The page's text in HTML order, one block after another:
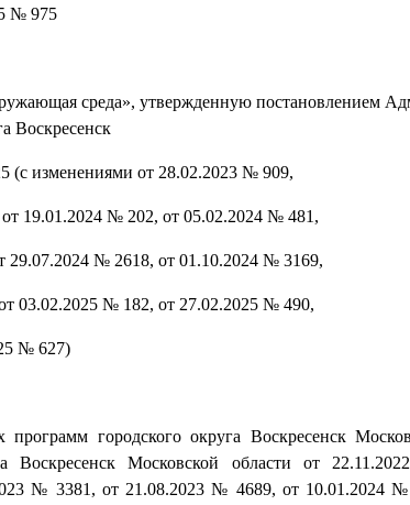
№ 975
среда», утвержденную постановлением
Воскресенск
(с изменениями от 28.02.2023 № 909,
19.01.2024 № 202, от 05.02.2024 № 481,
29.07.2024 № 2618, от 01.10.2024 № 3169,
03.02.2025 № 182, от 27.02.2025 № 490,
№ 627)
городского округа Воскресенск
Воскресенск Московской области от
№ 3381, от 21.08.2023 № 4689, от 10.01.2024 №